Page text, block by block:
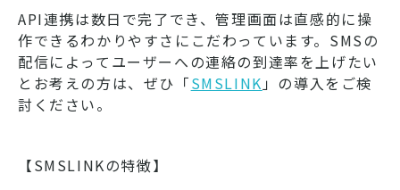
API連携は数日で完了でき、管理画面は直感的に操
作できるわかりやすさにこだわっています。SMSの
配信によってユーザーへの連絡の到達率を上げたい
とお考えの方は、ぜひ「SMSLINK」の導入をご検
討ください。
【SMSLINKの特徴】